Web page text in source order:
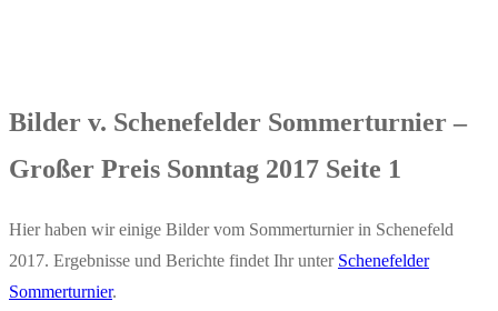
Bilder v. Schenefelder Sommerturnier –
Großer Preis Sonntag 2017 Seite 1
Hier haben wir einige Bilder vom Sommerturnier in Schenefeld
2017. Ergebnisse und Berichte findet Ihr unter Schenefelder
Sommerturnier.